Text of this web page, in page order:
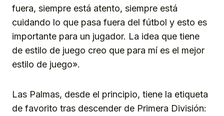
fuera, siempre está atento, siempre está
cuidando lo que pasa fuera del fútbol y esto es
importante para un jugador. La idea que tiene
de estilo de juego creo que para mí es el mejor
estilo de juego».
Las Palmas, desde el principio, tiene la etiqueta
de favorito tras descender de Primera División: